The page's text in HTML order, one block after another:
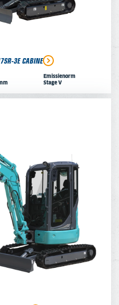
3E CABINE
Emissienorm
Stage V